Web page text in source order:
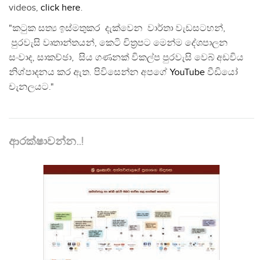
videos, click here.
"කටුක සත්‍ය ඉස්මතුකර දැක්වෙන වාර්තා වැඩසටහන්,
පුරවැසි වෘතාන්තයන්, කෙටි චිත්‍රපට මෙන්ම දේශපාලන
සංවාද, සාකච්ඡා, සිය ගණනක් විකල්ප පුරවැසි වෙබ් අඩවිය
නිශ්පාදනය කර ඇත. පිවිසෙන්න අපගේ YouTube වීඩියෝ
චැනලයට."
ආරක්ෂාවන්න..!